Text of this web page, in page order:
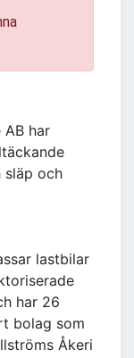
AB har
släp och
lastbilar
har 26
bolag som
Åkeri